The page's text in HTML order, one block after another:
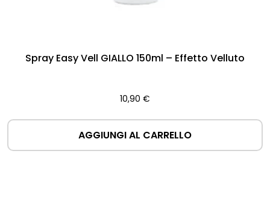
Spray Easy Vell GIALLO 150ml – Effetto Velluto
10,90 €
AGGIUNGI AL CARRELLO